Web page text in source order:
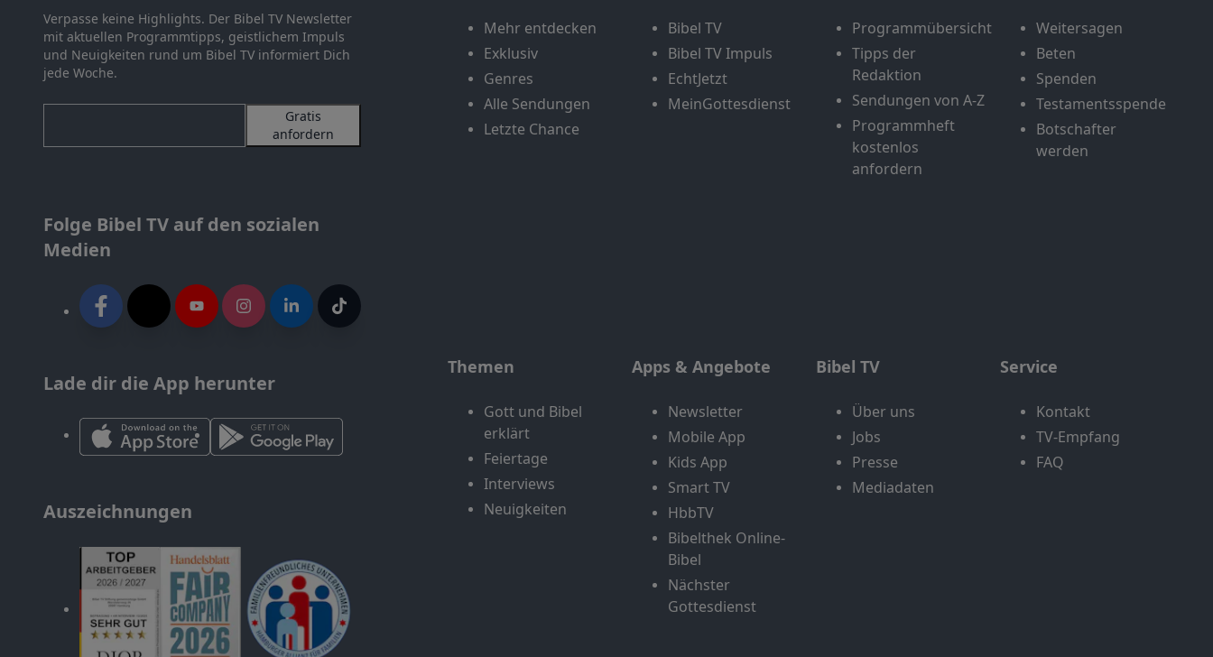
Verpasse keine Highlights. Der Bibel TV Newsletter
mit aktuellen Programmtipps, geistlichem Impuls
und Neuigkeiten rund um Bibel TV informiert Dich
jede Woche.
Gratis
anfordern
Folge Bibel TV auf den sozialen
Medien
Lade dir die App herunter
Auszeichnungen
Mehr entdecken
Exklusiv
Genres
Alle Sendungen
Letzte Chance
Bibel TV
Bibel TV Impuls
EchtJetzt
MeinGottesdienst
Programmübersicht
Tipps der
Redaktion
Sendungen von A-Z
Programmheft
kostenlos
anfordern
Weitersagen
Beten
Spenden
Testamentsspende
Botschafter
werden
Themen
Gott und Bibel
erklärt
Feiertage
Interviews
Neuigkeiten
Apps & Angebote
Newsletter
Mobile App
Kids App
Smart TV
HbbTV
Bibelthek Online-
Bibel
Nächster
Gottesdienst
Bibel TV
Über uns
Jobs
Presse
Mediadaten
Service
Kontakt
TV-Empfang
FAQ